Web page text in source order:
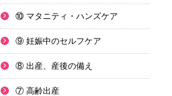
⑩ マタニティ・ハンズケア
⑨ 妊娠中のセルフケア
⑧ 出産、産後の備え
⑦ 高齢出産